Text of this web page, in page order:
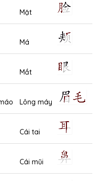
Mặt
Má
Mắt
Lông máy
Cái tai
Cái mũi